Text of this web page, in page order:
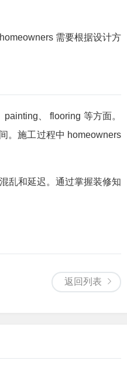
需要根据设计方
、 flooring 等方面。
。施工过程中 homeowners
乱和延迟。通过掌握装修知
返回列表